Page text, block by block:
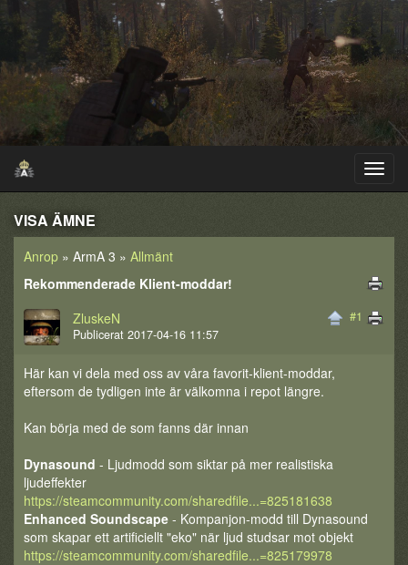
VISA ÄMNE
Anrop » ArmA 3 » Allmänt
Rekommenderade Klient-moddar!
#1
ZluskeN
Publicerat 2017-04-16 11:57
Här kan vi dela med oss av våra favorit-klient-moddar,
eftersom de tydligen inte är välkomna i repot längre.
Kan börja med de som fanns där innan
Dynasound - Ljudmodd som siktar på mer realistiska
ljudeffekter
https://steamcommunity.com/sharedfile...=825181638
Enhanced Soundscape - Kompanjon-modd till Dynasound
som skapar ett artificiellt "eko" när ljud studsar mot objekt
https://steamcommunity.com/sharedfile...=825179978